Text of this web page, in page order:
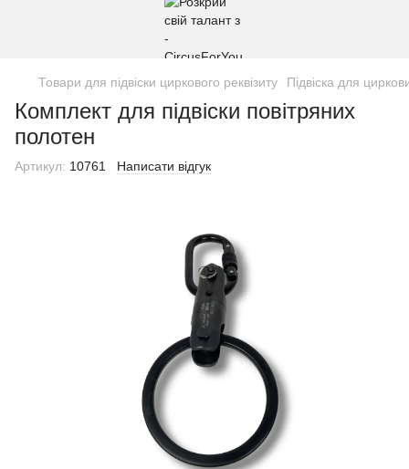
Товари для підвіски циркового реквізиту Підвіска для
Комплект для підвіски повітряних
полотен
Артикул: 10761 Написати відгук